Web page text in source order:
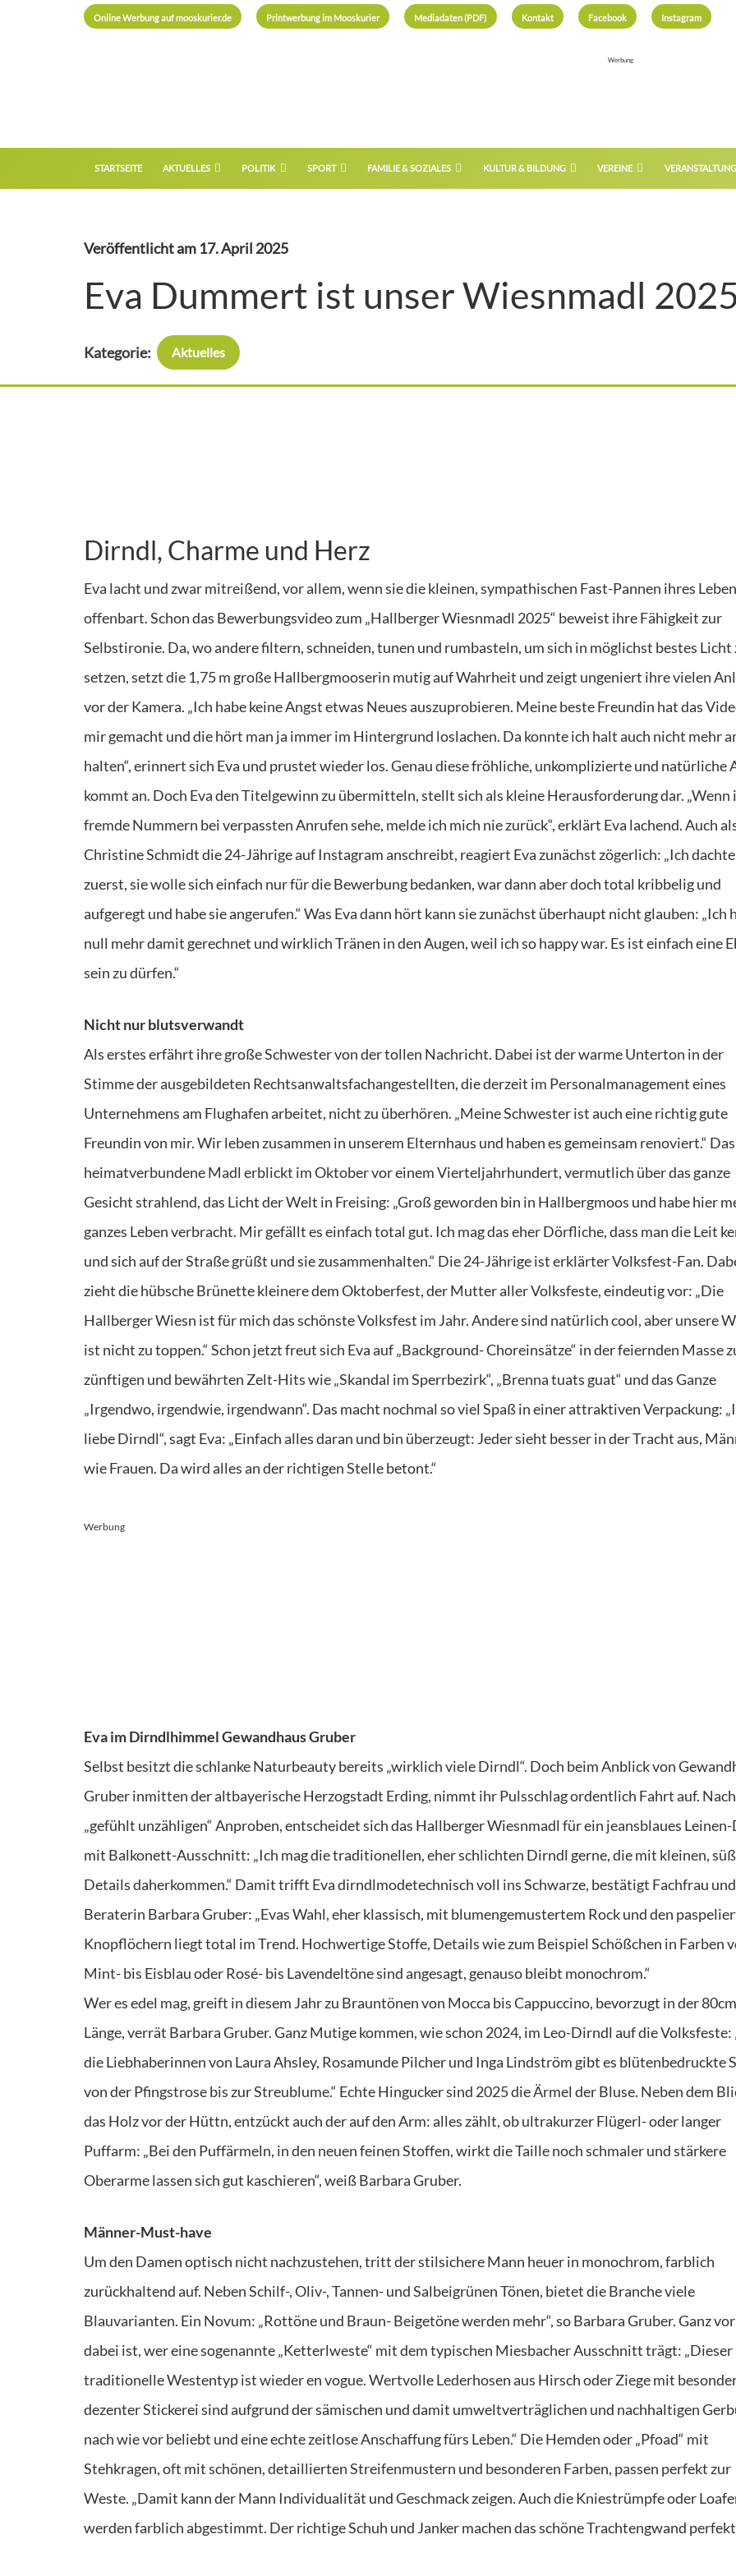
Online Werbung auf mooskurier.de Printwerbung im Mooskurier Mediadaten (PDF) Kontakt Facebook Instagram
Werbung
STARTSEITE AKTUELLES POLITIK SPORT FAMILIE & SOZIALES KULTUR & BILDUNG VEREINE
Veröffentlicht am 17. April 2025
Eva Dummert ist unser Wiesnmadl 2025
Kategorie: Aktuelles
Dirndl, Charme und Herz
Eva lacht und zwar mitreißend, vor allem, wenn sie die kleinen, sympathischen Fast-Pannen ihres
offenbart. Schon das Bewerbungsvideo zum „Hallberger Wiesnmadl 2025“ beweist ihre Fähigkeit zur
Selbstironie. Da, wo andere filtern, schneiden, tunen und rumbasteln, um sich in möglichst bestes Licht
setzen, setzt die 1,75 m große Hallbergmooserin mutig auf Wahrheit und zeigt ungeniert ihre vielen
vor der Kamera. „Ich habe keine Angst etwas Neues auszuprobieren. Meine beste Freundin hat das
mir gemacht und die hört man ja immer im Hintergrund loslachen. Da konnte ich halt auch nicht mehr
halten“, erinnert sich Eva und prustet wieder los. Genau diese fröhliche, unkomplizierte und natürliche
kommt an. Doch Eva den Titelgewinn zu übermitteln, stellt sich als kleine Herausforderung dar. „Wenn
fremde Nummern bei verpassten Anrufen sehe, melde ich mich nie zurück“, erklärt Eva lachend. Auch
Christine Schmidt die 24-Jährige auf Instagram anschreibt, reagiert Eva zunächst zögerlich: „Ich dachte
zuerst, sie wolle sich einfach nur für die Bewerbung bedanken, war dann aber doch total kribbelig und
aufgeregt und habe sie angerufen.“ Was Eva dann hört kann sie zunächst überhaupt nicht glauben: „Ich
null mehr damit gerechnet und wirklich Tränen in den Augen, weil ich so happy war. Es ist einfach eine
sein zu dürfen.“
Nicht nur blutsverwandt
Als erstes erfährt ihre große Schwester von der tollen Nachricht. Dabei ist der warme Unterton in der
Stimme der ausgebildeten Rechtsanwaltsfachangestellten, die derzeit im Personalmanagement eines
Unternehmens am Flughafen arbeitet, nicht zu überhören. „Meine Schwester ist auch eine richtig gute
Freundin von mir. Wir leben zusammen in unserem Elternhaus und haben es gemeinsam renoviert.“ Das
heimatverbundene Madl erblickt im Oktober vor einem Vierteljahrhundert, vermutlich über das ganze
Gesicht strahlend, das Licht der Welt in Freising: „Groß geworden bin in Hallbergmoos und habe hier
ganzes Leben verbracht. Mir gefällt es einfach total gut. Ich mag das eher Dörfliche, dass man die Leit
und sich auf der Straße grüßt und sie zusammenhalten.“ Die 24-Jährige ist erklärter Volksfest-Fan.
zieht die hübsche Brünette kleinere dem Oktoberfest, der Mutter aller Volksfeste, eindeutig vor: „Die
Hallberger Wiesn ist für mich das schönste Volksfest im Jahr. Andere sind natürlich cool, aber unsere
ist nicht zu toppen.“ Schon jetzt freut sich Eva auf „Background- Choreinsätze“ in der feiernden Masse
zünftigen und bewährten Zelt-Hits wie „Skandal im Sperrbezirk“, „Brenna tuats guat“ und das Ganze
„Irgendwo, irgendwie, irgendwann“. Das macht nochmal so viel Spaß in einer attraktiven Verpackung:
liebe Dirndl“, sagt Eva: „Einfach alles daran und bin überzeugt: Jeder sieht besser in der Tracht aus,
wie Frauen. Da wird alles an der richtigen Stelle betont.“
Werbung
Eva im Dirndlhimmel Gewandhaus Gruber
Selbst besitzt die schlanke Naturbeauty bereits „wirklich viele Dirndl“. Doch beim Anblick von
Gruber inmitten der altbayerische Herzogstadt Erding, nimmt ihr Pulsschlag ordentlich Fahrt auf. Nach
„gefühlt unzähligen“ Anproben, entscheidet sich das Hallberger Wiesnmadl für ein jeansblaues
mit Balkonett-Ausschnitt: „Ich mag die traditionellen, eher schlichten Dirndl gerne, die mit kleinen,
Details daherkommen.“ Damit trifft Eva dirndlmodetechnisch voll ins Schwarze, bestätigt Fachfrau und
Beraterin Barbara Gruber: „Evas Wahl, eher klassisch, mit blumengemustertem Rock und den
Knopflöchern liegt total im Trend. Hochwertige Stoffe, Details wie zum Beispiel Schößchen in Farben
Mint- bis Eisblau oder Rosé- bis Lavendeltöne sind angesagt, genauso bleibt monochrom.“
Wer es edel mag, greift in diesem Jahr zu Brauntönen von Mocca bis Cappuccino, bevorzugt in der 80cm
Länge, verrät Barbara Gruber. Ganz Mutige kommen, wie schon 2024, im Leo-Dirndl auf die Volksfeste:
die Liebhaberinnen von Laura Ahsley, Rosamunde Pilcher und Inga Lindström gibt es blütenbedruckte
von der Pfingstrose bis zur Streublume.“ Echte Hingucker sind 2025 die Ärmel der Bluse. Neben dem
das Holz vor der Hüttn, entzückt auch der auf den Arm: alles zählt, ob ultrakurzer Flügerl- oder langer
Puffarm: „Bei den Puffärmeln, in den neuen feinen Stoffen, wirkt die Taille noch schmaler und stärkere
Oberarme lassen sich gut kaschieren“, weiß Barbara Gruber.
Männer-Must-have
Um den Damen optisch nicht nachzustehen, tritt der stilsichere Mann heuer in monochrom, farblich
zurückhaltend auf. Neben Schilf-, Oliv-, Tannen- und Salbeigrünen Tönen, bietet die Branche viele
Blauvarianten. Ein Novum: „Rottöne und Braun- Beigetöne werden mehr“, so Barbara Gruber. Ganz
dabei ist, wer eine sogenannte „Ketterlweste“ mit dem typischen Miesbacher Ausschnitt trägt: „Dieser
traditionelle Westentyp ist wieder en vogue. Wertvolle Lederhosen aus Hirsch oder Ziege mit
dezenter Stickerei sind aufgrund der sämischen und damit umweltverträglichen und nachhaltigen
nach wie vor beliebt und eine echte zeitlose Anschaffung fürs Leben.“ Die Hemden oder „Pfoad“ mit
Stehkragen, oft mit schönen, detaillierten Streifenmustern und besonderen Farben, passen perfekt zur
Weste. „Damit kann der Mann Individualität und Geschmack zeigen. Auch die Kniestrümpfe oder
werden farblich abgestimmt. Der richtige Schuh und Janker machen das schöne Trachtengwand